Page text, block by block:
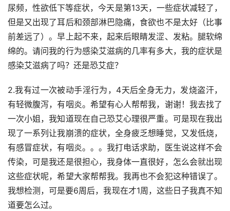
尿频，性欲低下等症状，今天是第13天，一些症状减轻了，
但是又出现了耳后和颈部淋巴隐痛，食欲也不是太好（比事
前差远了）。早上起不来，起来后眼睛发涩、发粘。腿软绵
绵的。请问我的行为感染艾滋病的几率有多大，我的症状是
感染艾滋病了吗？还是恐艾症？
2.我有过一次被动手淫行为，4天后全身无力，发烧盗汗，
有轻微腹泻，有咽炎。希望有心人帮帮我，谢谢！我去找了
一次小姐，我知道现在自己恐艾心理很严重。可是现在我出
现了一系列让我崩溃的症状，全身疲乏想睡觉，又发低烧，
有感冒症状，有咽炎。。。我打电话求助，医生说这样不会
传染，可是我还是很担心，我身体一直很好，怎么会就出现
这些症状呢，希望大家帮帮我。我再也不会犯这种错误了。
我想检测，可是要6周后，我现在才1周，这些日子我真不知
道要怎么过。